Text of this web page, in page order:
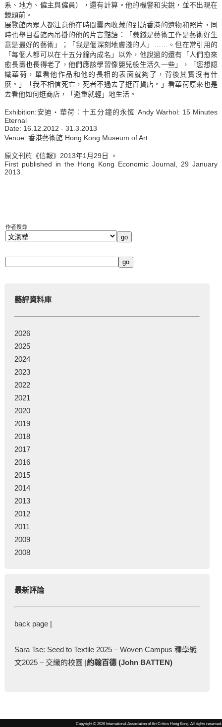
系、地方、僱主與僱員），還有計算。他的機警和尖銳，並不出現在
鏡頭前。
展覽館內眾人都注意他在時間囊內收藏的到訪香港的遺物和照片，同
時也舉目看館內吊掛的他的片言黠語：「賺錢是藝術工作是藝術好生
意是最好的藝術」；「我是個深刻地膚淺的人」……。但在常引用的
「每個人都可以在十五分鐘內成名」以外，他說過的還有「人們愈來
愈長壽也長得老了，他們應該學習像嬰兒般生活久一些」，「您想認
識華荷，單看他作品和他的長相的表面就夠了，背後其實沒有什
麼。」「我不相信死亡，死者不過去了逛百貨店。」看華荷原來也是
去看他如何逛商店，「避重就輕」地生活。
Exhibition:安迪‧華荷︰十五分鐘的永恆 Andy Warhol: 15 Minutes
Eternal
Date: 16.12.2012 - 31.3.2013
Venue: 香港藝術館 Hong Kong Museum of Art
原文刊於《信報》2013年1月29日 。
First published in the Hong Kong Economic Journal, 29 January
2013.
作者搜尋:
藝評資料庫
2026
2025
2024
2023
2022
2021
2020
2019
2018
2017
2016
2015
2014
2013
2012
2011
2009
2008
最新評論
back page |
Sara Tse: Seed to Textile 2025 – Woven Campus 種學織
文2025 – 交織的校園 |約翰百德 (John BATTEN)
Copyright © 2026 International Association of Art Critics Hong Kong. All rights reserved.